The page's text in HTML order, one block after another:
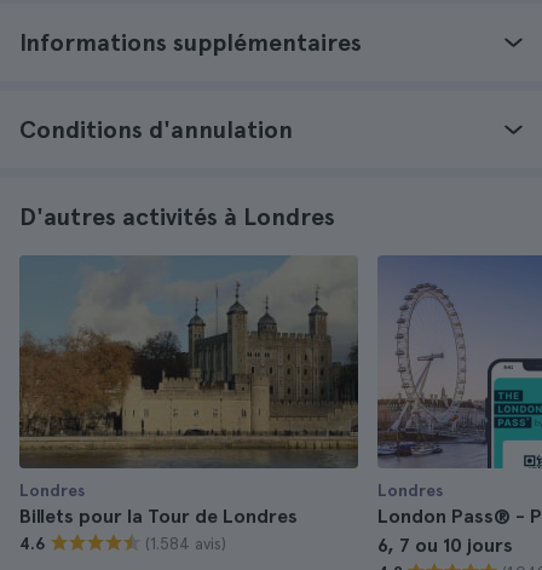
Informations supplémentaires
Conditions d'annulation
D'autres activités à Londres
Londres
Billets pour la Tour de Londres
4.6 (1.584 avis)
Londres
London Pass® -
6, 7 ou 10 jours